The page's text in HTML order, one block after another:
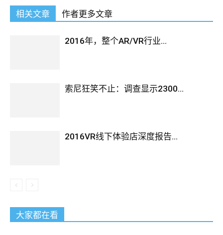
相关文章 作者更多文章
2016年，整个AR/VR行业...
索尼狂笑不止：调查显示2300...
2016VR线下体验店深度报告...
大家都在看